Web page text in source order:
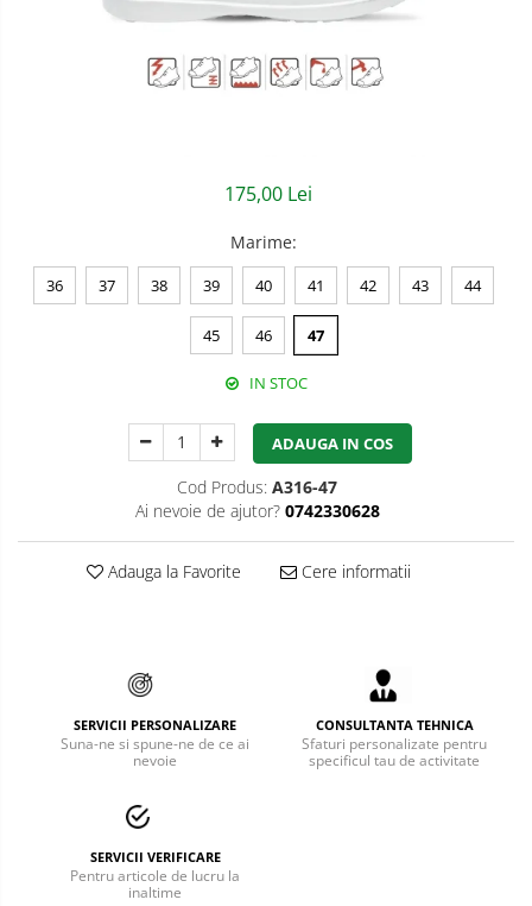
Pantaloni cu pieptar
Reflectorizante
Accesorii alpinism utilitar
Mijloace de legatura
Opritoare de cadere
Sisteme de acces in canale
Pantofi de protectie
Semnalizare rutiera
175,00 Lei
Marime:
36 37 38 39 40 41 42 43 44
45 46 47
IN STOC
ADAUGA IN COS
Cod Produs: A316-47
Ai nevoie de ajutor? 0742330628
Adauga la Favorite Cere informatii
SERVICII PERSONALIZARE
Suna-ne si spune-ne de ce ai
nevoie
CONSULTANTA TEHNICA
Sfaturi personalizate pentru
specificul tau de activitate
SERVICII VERIFICARE
Pentru articole de lucru la
inaltime